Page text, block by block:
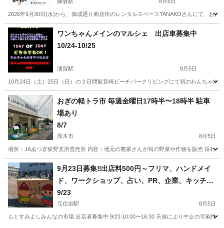
2026年9月30日(水)から、御成通り商店街のレンタルスペースTANAKOさんにて、お
神奈川 鎌倉市 鎌倉駅 フリーマーケット フリマ
ワンちゃんメインのマルシェ 出店車募集中
10/24-10/25
浦賀駅 8月5日
10月24日（土）25日（日）の２日間観音崎ビーチパークリビングにて初のわんちゃ
神奈川 横須賀市 浦賀駅 フリーマーケット わんちゃん
おぎの軽トラ市 毎週金曜日17時半〜18時半 駐車
場あり
8/7
厚木市 8月5日
場所：JAあつぎ荻野支所直売所 内容：地元の農家さんが旬の野菜や作物を販売 採れ
神奈川 厚木市 フリーマーケット 軽トラ市
9月23日募集‼️出店料500円～フリマ、ハンドメイ
ド、ワークショップ、占い、PR、企業、キッチン
カーラスト1台
9/23
元住吉駅 8月5日
もとすみよしみんなの市場 出店者募集中 9/23 10:00〜16:30 天候により中止の可能性